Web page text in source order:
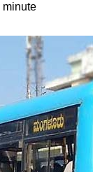
minute